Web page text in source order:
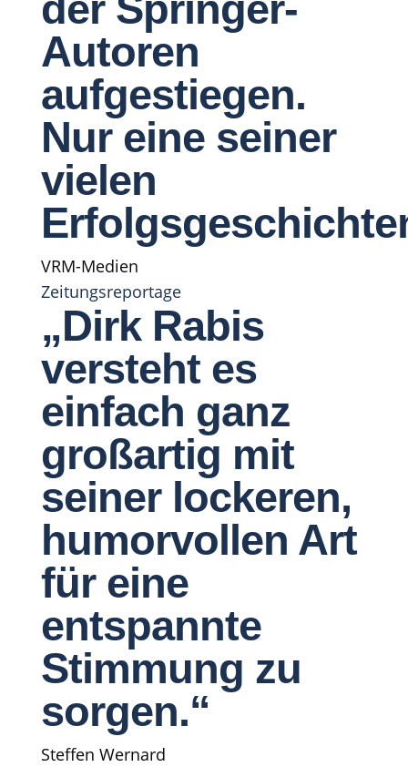
Autoren
aufgestiegen.
Nur eine seiner
vielen
VRM-Medien
Zeitungsreportage
„Dirk Rabis
versteht es
einfach ganz
großartig mit
seiner lockeren,
humorvollen Art
für eine
entspannte
Stimmung zu
sorgen.“
Steffen Wernard